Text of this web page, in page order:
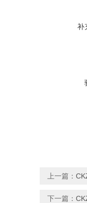
补
上一篇：
下一篇：